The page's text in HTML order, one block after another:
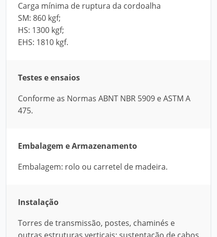
Carga mínima de ruptura da cordoalha
SM: 860 kgf;
HS: 1300 kgf;
EHS: 1810 kgf.
Testes e ensaios
Conforme as Normas ABNT NBR 5909 e ASTM A
475.
Embalagem e Armazenamento
Embalagem: rolo ou carretel de madeira.
Instalação
Torres de transmissão, postes, chaminés e